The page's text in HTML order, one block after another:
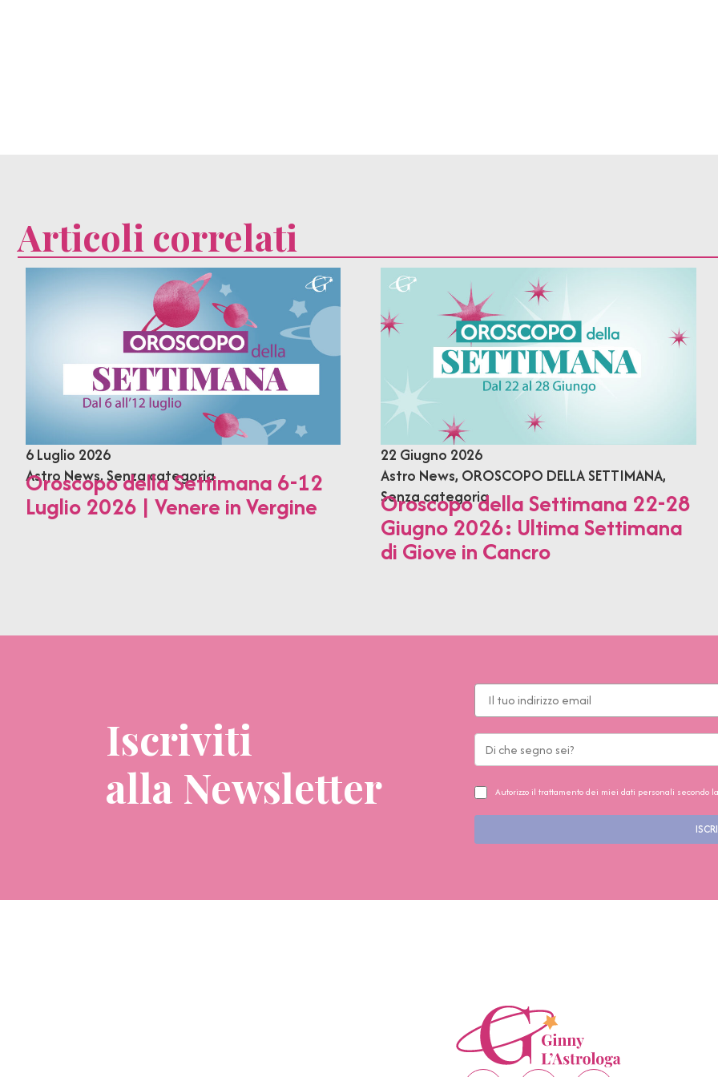
Articoli correlati
6 Luglio 2026
Astro News,Senza categoria
Oroscopo della Settimana 6-12
Luglio 2026 | Venere in Vergine
22 Giugno 2026
Astro News, OROSCOPO DELLA SETTIMANA,
Senza categoria
Oroscopo della Settimana 22-28
Giugno 2026: Ultima Settimana
di Giove in Cancro
Iscriviti
alla Newsletter
Autorizzo il trattamento dei miei dati personali secondo la